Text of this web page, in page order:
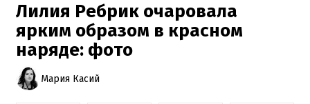
Лилия Ребрик очаровала
ярким образом в красном
наряде: фото
Мария Касий